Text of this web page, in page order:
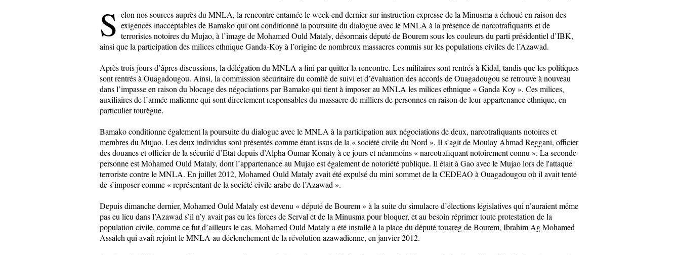
S elon nos sources auprès du MNLA, la rencontre entamée le week-end dernier sur instruction expresse de la Minusma a échoué en raison des
exigences inacceptables de Bamako qui ont conditionné la poursuite du dialogue avec le MNLA à la présence de narcotrafiquants et de
terroristes notoires du Mujao, à l’image de Mohamed Ould Mataly, désormais député de Bourem sous les couleurs du parti présidentiel d’IBK,
ainsi que la participation des milices ethnique Ganda-Koy à l’origine de nombreux massacres commis sur les populations civiles de l’Azawad.
Après trois jours d’âpres discussions, la délégation du MNLA a fini par quitter la rencontre. Les militaires sont rentrés à Kidal, tandis que les politiques
sont rentrés à Ouagadougou. Ainsi, la commission sécuritaire du comité de suivi et d’évaluation des accords de Ouagadougou se retrouve à nouveau
dans l’impasse en raison du blocage des négociations par Bamako qui tient à imposer au MNLA les milices ethnique « Ganda Koy ». Ces milices,
auxiliaires de l’armée malienne qui sont directement responsables du massacre de milliers de personnes en raison de leur appartenance ethnique, en
particulier tourègue.
Bamako conditionne également la poursuite du dialogue avec le MNLA à la participation aux négociations de deux, narcotrafiquants notoires et
membres du Mujao. Les deux individus sont présentés comme étant issus de la « société civile du Nord ». Il s’agit de Moulay Ahmad Reggani, officier
des douanes et officier de la sécurité d’Etat depuis d’Alpha Oumar Konaty à ce jours et néanmoins « narcotrafiquant notoirement connu ». La seconde
personne est Mohamed Ould Mataly, dont l’appartenance au Mujao est également de notoriété publique. Il était à Gao avec le Mujao lors de l'attaque
terroriste contre le MNLA. En juillet 2012, Mohamed Ould Mataly avait été expulsé du mini sommet de la CEDEAO à Ouagadougou où il avait tenté
de s’imposer comme « représentant de la société civile arabe de l’Azawad ».
Depuis dimanche dernier, Mohamed Ould Mataly est devenu « député de Bourem » à la suite du simulacre d’élections législatives qui n’auraient même
pas eu lieu dans l’Azawad s’il n’y avait pas eu les forces de Serval et de la Minusma pour bloquer, et au besoin réprimer toute protestation de la
population civile, comme ce fut d’ailleurs le cas. Mohamed Ould Mataly a été installé à la place du député touareg de Bourem, Ibrahim Ag Mohamed
Assaleh qui avait rejoint le MNLA au déclenchement de la révolution azawadienne, en janvier 2012.